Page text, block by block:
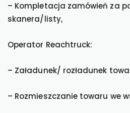
– Kompletacja zamówień za
skanera/listy,
Operator Reachtruck:
– Załadunek/ rozładunek
– Rozmieszczanie towaru we